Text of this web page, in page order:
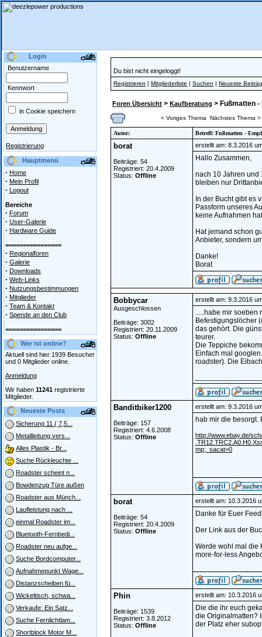
Login
Benutzername
Kennwort
in Cookie speichern
Registrierung
Hauptmenü
· Home
· Mein Profil
· Logout
Bereiche
· Forum
· User-Galerie
· Hardware Guide
================
· Regionalforen
· Galerie
· Downloads
· Web-Links
· Nutzungsbestimmungen
· Mitglieder
· Team & Kontakt
· Spende an den Club
================
Wer ist online?
Aktuell sind hier 1939 Besucher
und 0 Mitglieder online.
Anmeldung
Wir haben 11241 registrierte
Mitglieder.
Neueste Posts
Sicherung 11 ( 7,5...
Metallleitung vers...
Alles Plastik - Br...
Suche Rückleuchte ...
Roadster scheint n...
Bowdenzug Türe außen
Roadster aus Münch...
Laufleistung nach ...
einmal Roadster im...
Bluetooth-Fernbedi...
Roadster neu aufge...
Suche Bordcomputer...
Aufnahmepunkt Wage...
Distanzscheiben fü...
Wickeltisch, schwa...
Verkaufe: Ein Satz...
Suche Fernlichtlam...
Shortblock Motor M...
Du bist nicht eingeloggt!
Registrieren | Mitgliederliste | Suchen | Neueste
Foren Übersicht > Kaufberatung > Fußmatten
< Voriges Thema Nächstes Thema >
Autor: Betreff: Fußmatten -
borat
Beiträge: 54
Registriert: 20.4.2009
Status: Offline
erstellt am: 8.3.2016
Hallo Zusammen,
nach 10 Jahren und
bleiben nur
In der Bucht gibt es
Passform unseres
keine Aufnahmen
Hat jemand schon
Anbieter, sondern
Danke!
Borat
Bobbycar
Ausgeschlossen
Beiträge: 3002
Registriert: 20.11.2009
Status: Offline
erstellt am: 9.3.2016
.....habe mir soeben
Befestigungslöcher
das gehört. Die
teurer.
Die Teppiche
Einfach mal
roadster). Die
Banditbiker1200
Beiträge: 157
Registriert: 4.6.2008
Status: Offline
erstellt am: 9.3.2016
hab mir die besorgt.
http://www.ebay.de/
mp;_sacat=0
borat
Beiträge: 54
Registriert: 20.4.2009
Status: Offline
erstellt am: 10.3.2016
Danke für Euer
Der Link aus der
Werde wohl mal die
more-for-less
Phin
Beiträge: 1539
Registriert: 3.8.2012
Status: Offline
erstellt am: 10.3.2016
Die die ihr euch
die Originalmatten?
der Platz eher